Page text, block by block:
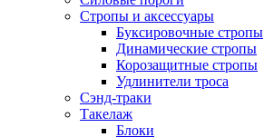
Стропы и аксессуары
Буксировочные стропы
Динамические стропы
Корозащитные стропы
Удлинители троса
Сэнд-траки
Такелаж
Блоки